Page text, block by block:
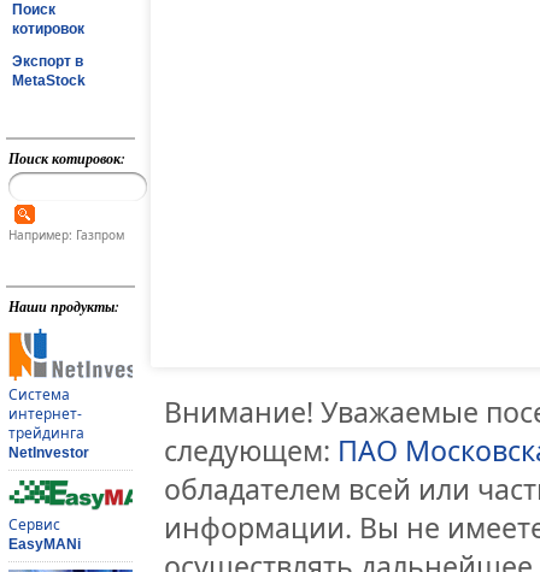
Поиск
котировок
Экспорт в
MetaStock
Поиск котировок:
Например: Газпром
Наши продукты:
Система
интернет-
трейдинга
NetInvestor
Сервис
EasyMANi
Внимание! Уважаемые
следующем: ПАО
обладателем всей или
информации. Вы не